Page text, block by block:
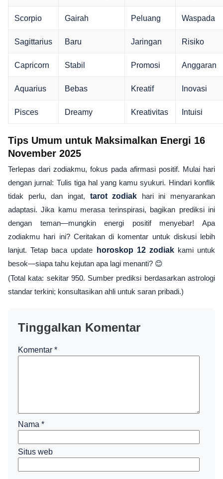
Scorpio Gairah Peluang Waspada
Sagittarius Baru Jaringan Risiko
Capricorn Stabil Promosi Anggaran
Aquarius Bebas Kreatif Inovasi
Pisces Dreamy Kreativitas Intuisi
Tips Umum untuk Maksimalkan Energi 16
November 2025
Terlepas dari zodiakmu, fokus pada afirmasi positif. Mulai hari
dengan jurnal: Tulis tiga hal yang kamu syukuri. Hindari konflik
tidak perlu, dan ingat, tarot zodiak hari ini menyarankan
adaptasi. Jika kamu merasa terinspirasi, bagikan prediksi ini
dengan teman—mungkin energi positif menyebar! Apa
zodiakmu hari ini? Ceritakan di komentar untuk diskusi lebih
lanjut. Tetap baca update
horoskop 12 zodiakkami untuk
besok—siapa tahu kejutan apa lagi menanti? 😊
(Total kata: sekitar 950. Sumber prediksi berdasarkan astrologi
standar terkini; konsultasikan ahli untuk saran pribadi.)
Tinggalkan Komentar
Komentar *
Nama *
Situs web